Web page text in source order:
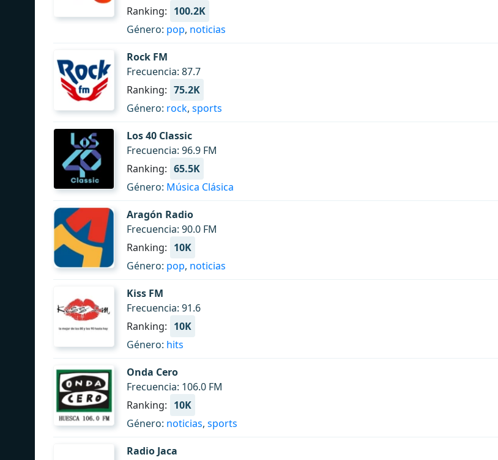
Ranking: 100.2K
Género: pop, noticias
Rock FM
Frecuencia: 87.7
Ranking: 75.2K
Género: rock, sports
Los 40 Classic
Frecuencia: 96.9 FM
Ranking: 65.5K
Género: Música Clásica
Aragón Radio
Frecuencia: 90.0 FM
Ranking: 10K
Género: pop, noticias
Kiss FM
Frecuencia: 91.6
Ranking: 10K
Género: hits
Onda Cero
Frecuencia: 106.0 FM
Ranking: 10K
Género: noticias, sports
Radio Jaca